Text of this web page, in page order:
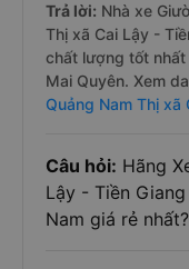
Trả lời: Nhà xe
Thị xã Cai Lậy -
chất lượng tốt nhất
Mai Quyên. Xem
Quảng Nam Thị xã
Câu hỏi: Hãng
Lậy - Tiền
Nam giá rẻ nhất?